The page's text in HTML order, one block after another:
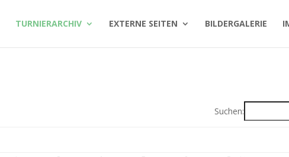
TURNIERARCHIV EXTERNE SEITEN BILDERGALERIE
Suchen: